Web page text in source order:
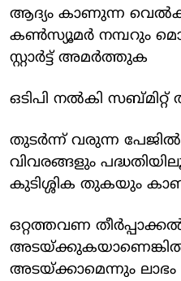
ആദ്യം കാണുന്ന
കണ്‍സ്യൂമര്‍ നമ്പറും
സ്റ്റാര്‍ട്ട് അമര്‍ത്തുക
ഒടിപി നല്‍കി
തുടര്‍ന്ന് വരുന്ന
വിവരങ്ങളും
കുടിശ്ശിക തുകയും
ഒറ്റത്തവണ
അടയ്ക്കാമെന്നും